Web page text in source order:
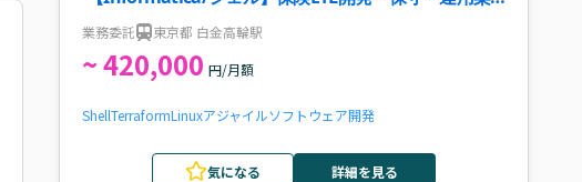
件・求人
業務委託 東京都 白金高輪駅
~ 420,000 円/月額
ShellTerraformLinuxアジャイルソフトウェア開発
気になる 詳細を見る